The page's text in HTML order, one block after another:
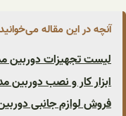
آنچه در این مقاله
لیست تجهیزات دوربین
ابزار کار و نصب دوربین
فروش لوازم جانبی